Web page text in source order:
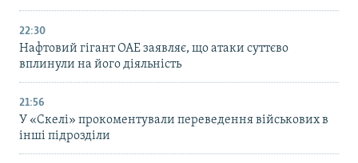
22:30
Нафтовий гігант ОАЕ заявляє, що атаки суттєво
вплинули на його діяльність
21:56
У «Скелі» прокоментували переведення військових в
інші підрозділи